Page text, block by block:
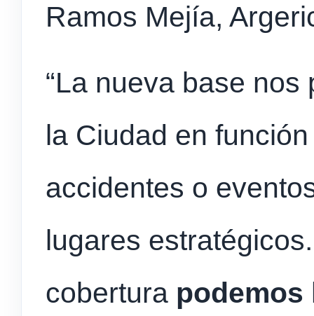
Ramos Mejía,
“La nueva base
la Ciudad en
accidentes o
lugares
cobertura podemos